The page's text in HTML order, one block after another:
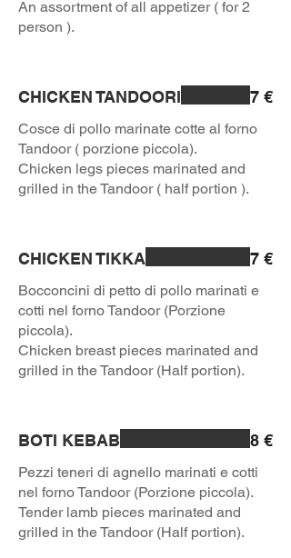
An assortment of all appetizer ( for 2
person ).
CHICKEN TANDOORI
Cosce di pollo marinate cotte al forno
Tandoor ( porzione piccola).
Chicken legs pieces marinated and
grilled in the Tandoor ( half portion ).
7 €
CHICKEN TIKKA
Bocconcini di petto di pollo marinati e
cotti nel forno Tandoor (Porzione
piccola).
Chicken breast pieces marinated and
grilled in the Tandoor (Half portion).
7 €
BOTI KEBAB
Pezzi teneri di agnello marinati e cotti
nel forno Tandoor (Porzione piccola).
Tender lamb pieces marinated and
grilled in the Tandoor (Half portion).
8 €